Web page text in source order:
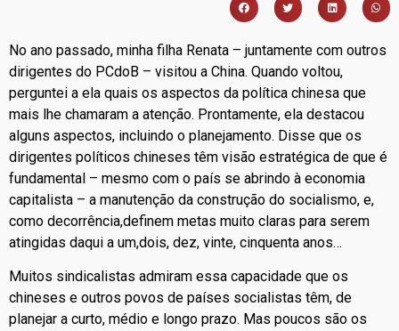
No ano passado, minha filha Renata – juntamente com outros
dirigentes do PCdoB – visitou a China. Quando voltou,
perguntei a ela quais os aspectos da política chinesa que
mais lhe chamaram a atenção. Prontamente, ela destacou
alguns aspectos, incluindo o planejamento. Disse que os
dirigentes políticos chineses têm visão estratégica de que é
fundamental – mesmo com o país se abrindo à economia
capitalista – a manutenção da construção do socialismo, e,
como decorrência,definem metas muito claras para serem
atingidas daqui a um,dois, dez, vinte, cinquenta anos…
Muitos sindicalistas admiram essa capacidade que os
chineses e outros povos de países socialistas têm, de
planejar a curto, médio e longo prazo. Mas poucos são os